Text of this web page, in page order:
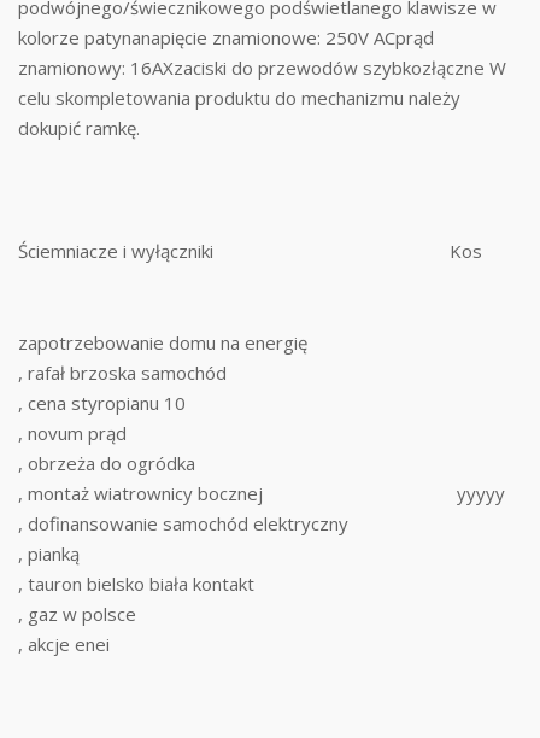
podwójnego/świecznikowego podświetlanego klawisze w
kolorze patynanapięcie znamionowe: 250V ACprąd
znamionowy: 16AXzaciski do przewodów szybkozłączne W
celu skompletowania produktu do mechanizmu należy
dokupić ramkę.
Ściemniacze i wyłączniki Kos
zapotrzebowanie domu na energię
, rafał brzoska samochód
, cena styropianu 10
, novum prąd
, obrzeża do ogródka
, montaż wiatrownicy bocznej
, dofinansowanie samochód elektryczny
, pianką
, tauron bielsko biała kontakt
, gaz w polsce
, akcje enei
yyyyy